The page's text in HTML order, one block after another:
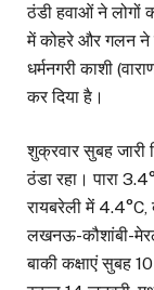
ठंडी हवाओं ने लोगों
में कोहरे और गलन ने
धर्मनगरी काशी
कर दिया है।
शुक्रवार सुबह जारी
ठंडा रहा। पारा
रायबरेली में 4.4°C,
लखनऊ-कौशांबी-
बाकी कक्षाएं सुबह